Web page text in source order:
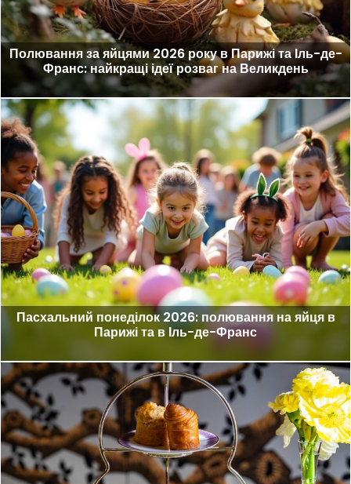
Полювання за яйцями 2026 року в Парижі та Іль-де-
Франс: найкращі ідеї розваг на Великдень
Пасхальний понеділок 2026: полювання на яйця в
Парижі та в Іль-де-Франс